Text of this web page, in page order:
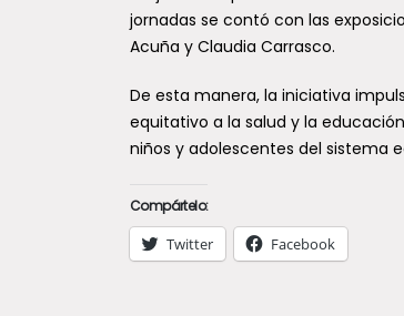
jornadas se contó con las
Acuña y Claudia Carrasco.
De esta manera, la iniciativa
equitativo a la salud y la
niños y adolescentes del sistema
Compártelo:
Twitter Facebook